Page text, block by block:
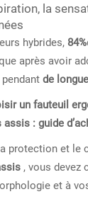
la
hybrides, 84%
après avoir
de
un fauteuil
assis : guide
protection et le
, vous devez
et à